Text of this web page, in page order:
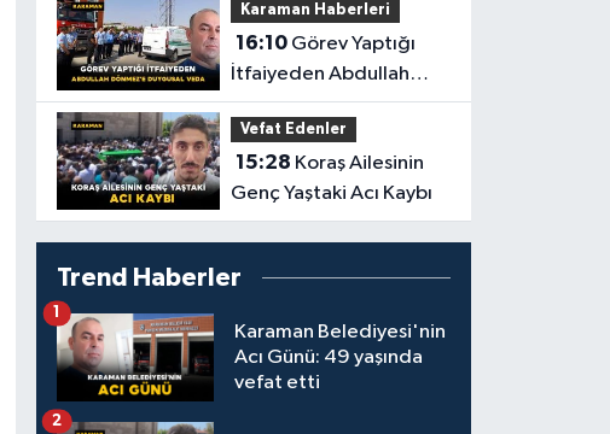
Saçtığı Anlar Ortaya
Çıktı
Karaman Haberleri
16:10Görev Yaptığı
İtfaiyeden Abdullah
Dönmez'e Duygusal
Veda
Vefat Edenler
15:28
Genç Yaştaki Acı Kaybı
Trend Haberler
Karaman Belediyesi'nin
Acı Günü: 49 yaşında
vefat etti
1
2